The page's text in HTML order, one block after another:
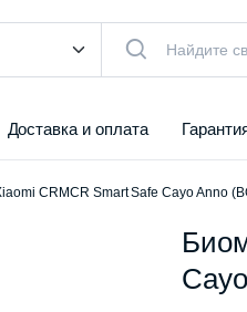
Доставка и оплата
CRMCR Smart Safe Cayo Anno